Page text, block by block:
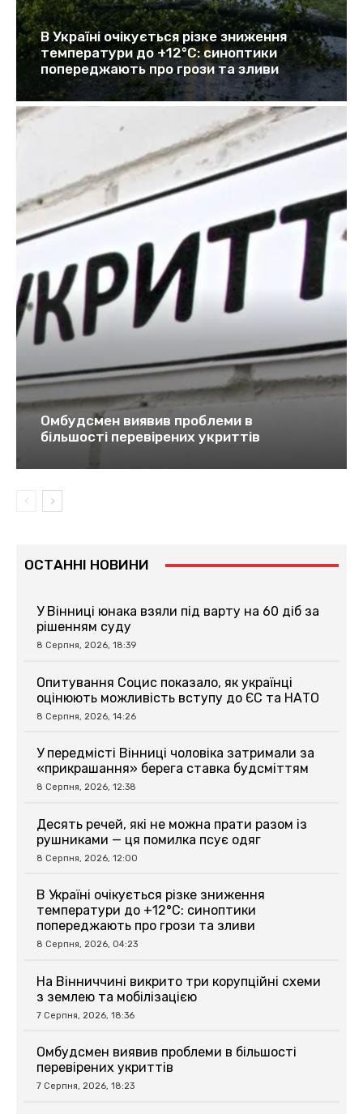
В Україні очікується різке зниження
температури до +12°C: синоптики
попереджають про грози та зливи
Омбудсмен виявив проблеми в
більшості перевірених укриттів
ОСТАННІ НОВИНИ
У Вінниці юнака взяли під варту на 60 діб за
рішенням суду
8 Серпня, 2026, 18:39
Опитування Социс показало, як українці
оцінюють можливість вступу до ЄС та НАТО
8 Серпня, 2026, 14:26
У передмісті Вінниці чоловіка затримали за
«прикрашання» берега ставка будсміттям
8 Серпня, 2026, 12:38
Десять речей, які не можна прати разом із
рушниками — ця помилка псує одяг
8 Серпня, 2026, 12:00
В Україні очікується різке зниження
температури до +12°C: синоптики
попереджають про грози та зливи
8 Серпня, 2026, 04:23
На Вінниччині викрито три корупційні схеми
з землею та мобілізацією
7 Серпня, 2026, 18:36
Омбудсмен виявив проблеми в більшості
перевірених укриттів
7 Серпня, 2026, 18:23